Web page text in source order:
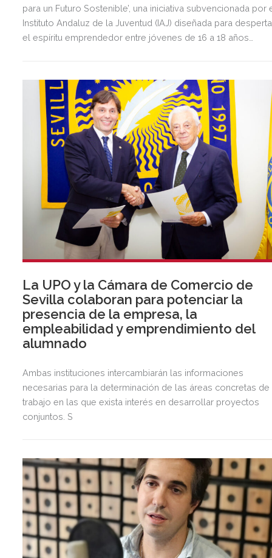
para un Futuro Sostenible’, una iniciativa subvencionada por
Instituto Andaluz de la Juventud (IAJ) diseñada para
el espíritu emprendedor entre jóvenes de 16 a 18 años
La UPO y la Cámara de Comercio de
Sevilla colaboran para potenciar la
presencia de la empresa, la
empleabilidad y emprendimiento del
alumnado
Ambas instituciones intercambiarán las informaciones
necesarias para la determinación de las áreas concretas de
trabajo en las que exista interés en desarrollar proyectos
conjuntos. S